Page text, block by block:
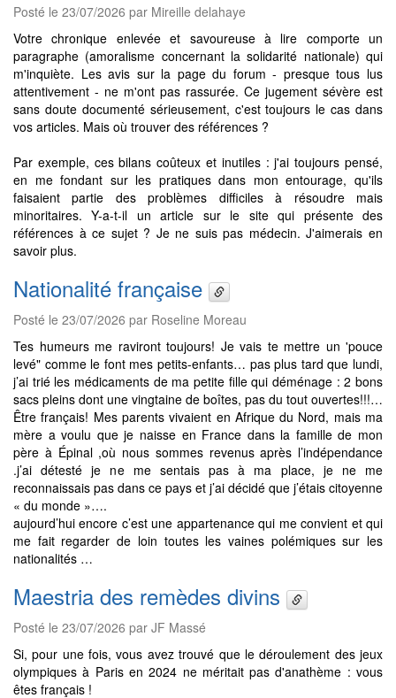
Posté le 23/07/2026 par Mireille delahaye
Votre chronique enlevée et savoureuse à lire comporte un
paragraphe (amoralisme concernant la solidarité nationale) qui
m'inquiète. Les avis sur la page du forum - presque tous lus
attentivement - ne m'ont pas rassurée. Ce jugement sévère est
sans doute documenté sérieusement, c'est toujours le cas dans
vos articles. Mais où trouver des références ?
Par exemple, ces bilans coûteux et inutiles : j'ai toujours pensé,
en me fondant sur les pratiques dans mon entourage, qu'ils
faisaient partie des problèmes difficiles à résoudre mais
minoritaires. Y-a-t-il un article sur le site qui présente des
références à ce sujet ? Je ne suis pas médecin. J'aimerais en
savoir plus.
Nationalité française
Posté le 23/07/2026 par Roseline Moreau
Tes humeurs me raviront toujours! Je vais te mettre un 'pouce
levé" comme le font mes petits-enfants… pas plus tard que lundi,
j’ai trié les médicaments de ma petite fille qui déménage : 2 bons
sacs pleins dont une vingtaine de boîtes, pas du tout ouvertes!!!…
Être français! Mes parents vivaient en Afrique du Nord, mais ma
mère a voulu que je naisse en France dans la famille de mon
père à Épinal ,où nous sommes revenus après l’indépendance
.j’ai détesté je ne me sentais pas à ma place, je ne me
reconnaissais pas dans ce pays et j’ai décidé que j’étais citoyenne
« du monde »….
aujourd’hui encore c’est une appartenance qui me convient et qui
me fait regarder de loin toutes les vaines polémiques sur les
nationalités …
Maestria des remèdes divins
Posté le 23/07/2026 par JF Massé
Si, pour une fois, vous avez trouvé que le déroulement des jeux
olympiques à Paris en 2024 ne méritait pas d'anathème : vous
êtes français !